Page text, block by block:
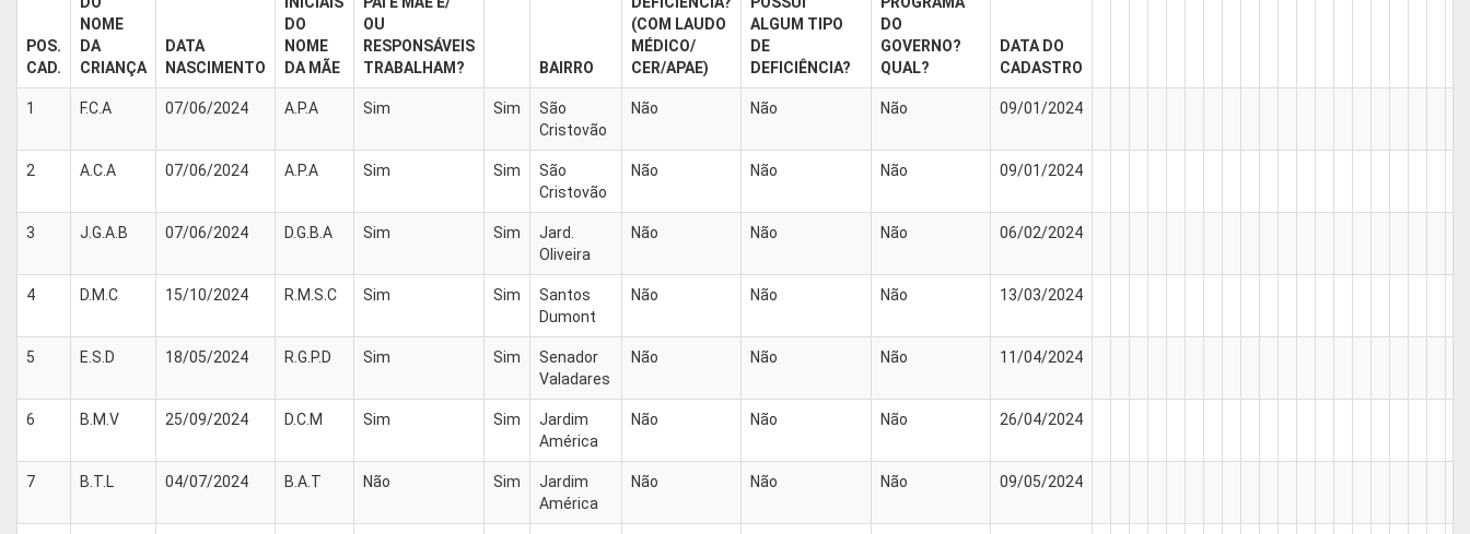
POS.
CAD.
NOME
DA
CRIANÇA
DATA
NASCIMENTO
DO
NOME
DA MÃE
OU
RESPONSÁVEIS
TRABALHAM?
BAIRRO
(COM LAUDO
MÉDICO/
CER/APAE)
ALGUM TIPO
DE
DEFICIÊNCIA?
DO
GOVERNO?
QUAL?
DATA DO
CADASTRO
1 F.C.A 07/06/2024 A.P.A Sim Sim
São
Cristovão
Não Não Não 09/01/2024
2 A.C.A 07/06/2024 A.P.A Sim Sim
São
Cristovão
Não Não Não 09/01/2024
3 J.G.A.B 07/06/2024 D.G.B.A Sim Sim
Jard.
Oliveira
Não Não Não 06/02/2024
4 D.M.C 15/10/2024 R.M.S.C Sim Sim
Santos
Dumont
Não Não Não 13/03/2024
5 E.S.D 18/05/2024 R.G.P.D Sim Sim
Senador
Valadares
Não Não Não 11/04/2024
6 B.M.V 25/09/2024 D.C.M Sim Sim
Jardim
América
Não Não Não 26/04/2024
7 B.T.L 04/07/2024 B.A.T Não Sim
Jardim
América
Não Não Não 09/05/2024